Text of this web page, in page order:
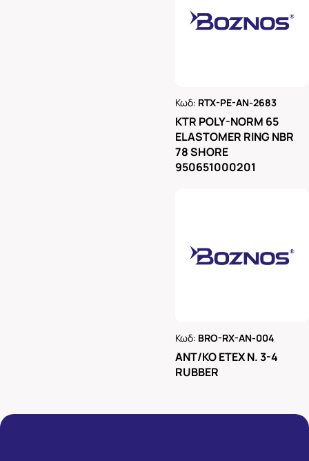
Κωδ: RTX-PE-AN-2683
KTR POLY-NORM 65
ELASTOMER RING NBR
78 SHORE
950651000201
Κωδ: BRO-RX-AN-004
ΑΝΤ/ΚΟ ΕΤΕΧ Ν. 3-4
RUBBER